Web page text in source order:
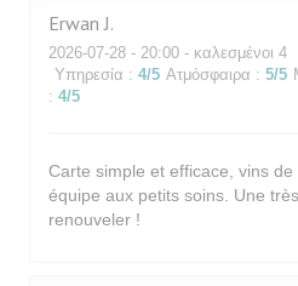
Erwan J
2026-07-28 - 20:00 - καλεσμένοι 4
Υπηρεσία : 4/5 Ατμόσφαιρα : 5/5
: 4/5
Carte simple et efficace, vins
équipe aux petits soins. Une
renouveler !